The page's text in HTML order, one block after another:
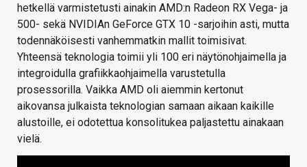
hetkellä varmistetusti ainakin AMD:n Radeon RX Vega- ja
500- sekä NVIDIAn GeForce GTX 10 -sarjoihin asti, mutta
todennäköisesti vanhemmatkin mallit toimisivat.
Yhteensä teknologia toimii yli 100 eri näytönohjaimella ja
integroidulla grafiikkaohjaimella varustetulla
prosessorilla. Vaikka AMD oli aiemmin kertonut
aikovansa julkaista teknologian samaan aikaan kaikille
alustoille, ei odotettua konsolitukea paljastettu ainakaan
vielä.